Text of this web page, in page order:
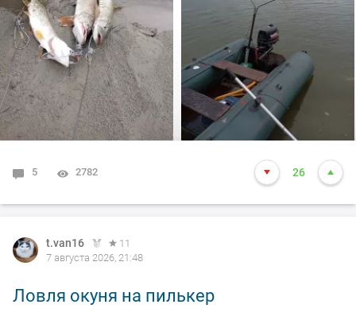
между бревен я опустил блесну и понятно толи зацеп,
толи рыба, да оказалось опять дур махина, но я думаю
14-15 это точно. Так вот она меня помучила и я ее в
подсак, сильно ударила и в сплеск. Как так получилось
что в подсаке осталась одна блесна. Ну и как всегда
вам нхнч!!!
5 2782 26
t.van16
11
7 августа 2026, 21:48
Ловля окуня на пилькер